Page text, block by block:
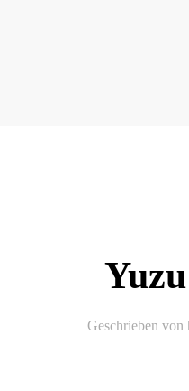
Geschrieben von